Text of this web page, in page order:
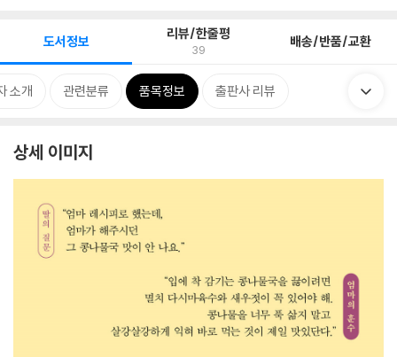
도서정보 리뷰/한줄평
39 배송/반품/교환
소개 관련분류 품목정보 출판사 리뷰
상세 이미지